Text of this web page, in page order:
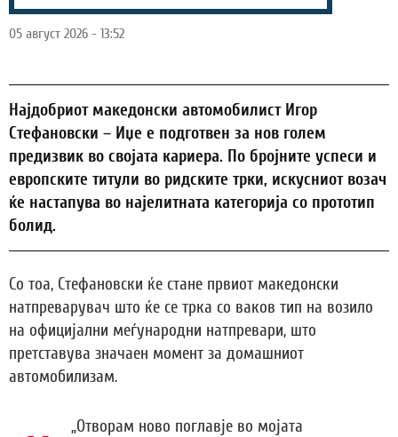
05 август 2026 - 13:52
Најдобриот македонски автомобилист Игор
Стефановски – Иџе е подготвен за нов голем
предизвик во својата кариера. По бројните успеси и
европските титули во ридските трки, искусниот возач
ќе настапува во најелитната категорија со прототип
болид.
Со тоа, Стефановски ќе стане првиот македонски
натпреварувач што ќе се трка со ваков тип на возило
на официјални меѓународни натпревари, што
претставува значаен момент за домашниот
автомобилизам.
„Отворам ново поглавје во мојата